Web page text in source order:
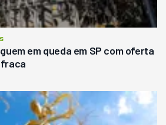
em queda em SP com oferta
fraca